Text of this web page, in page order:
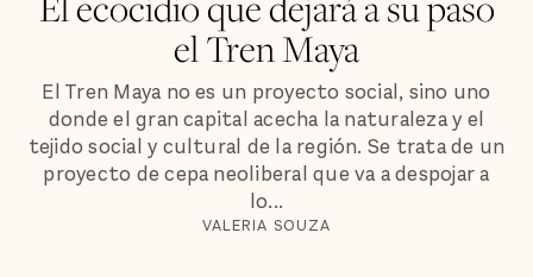
el Tren Maya
El Tren Maya no es un proyecto social, sino uno
donde el gran capital acecha la naturaleza y el
tejido social y cultural de la región. Se trata de un
proyecto de cepa neoliberal que va a despojar a
lo...
VALERIA SOUZA